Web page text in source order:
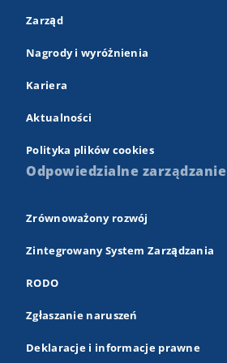
Zarząd
Nagrody i wyróżnienia
Kariera
Aktualności
Polityka plików cookies
Odpowiedzialne zarządzanie
Zrównoważony rozwój
Zintegrowany System Zarządzania
RODO
Zgłaszanie naruszeń
Deklaracje i informacje prawne